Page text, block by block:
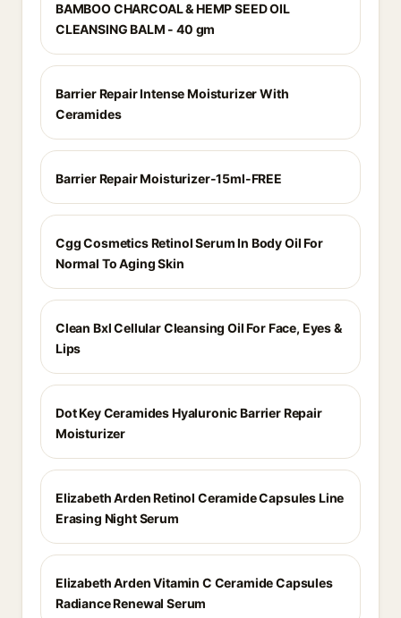
BAMBOO CHARCOAL & HEMP SEED OIL
CLEANSING BALM - 40 gm
Barrier Repair Intense Moisturizer With
Ceramides
Barrier Repair Moisturizer-15ml-FREE
Cgg Cosmetics Retinol Serum In Body Oil For
Normal To Aging Skin
Clean Bxl Cellular Cleansing Oil For Face, Eyes &
Lips
Dot Key Ceramides Hyaluronic Barrier Repair
Moisturizer
Elizabeth Arden Retinol Ceramide Capsules Line
Erasing Night Serum
Elizabeth Arden Vitamin C Ceramide Capsules
Radiance Renewal Serum